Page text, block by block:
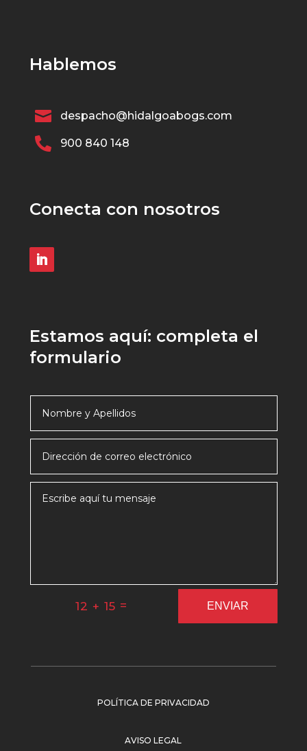
Hablemos
 despacho@hidalgoabogs.com
 900 840 148
Conecta con nosotros
Estamos aquí: completa el
formulario
12 + 15 = ENVIAR
POLÍTICA DE PRIVACIDAD
AVISO LEGAL